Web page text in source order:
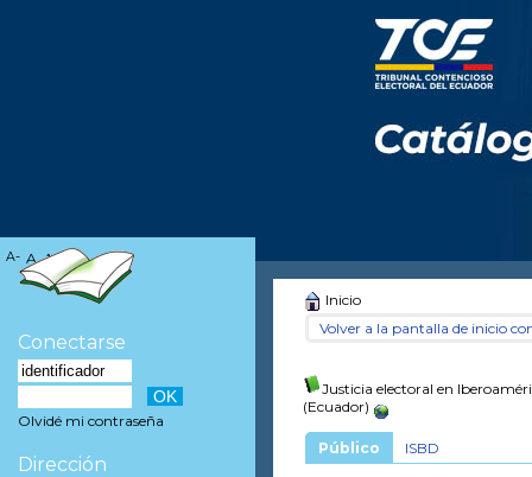
Inicio
Volver a la pantalla de inicio
Justicia electoral en
(Ecuador)
Público ISBD
A- A A+
Conectarse
Olvidé mi contraseña
Dirección